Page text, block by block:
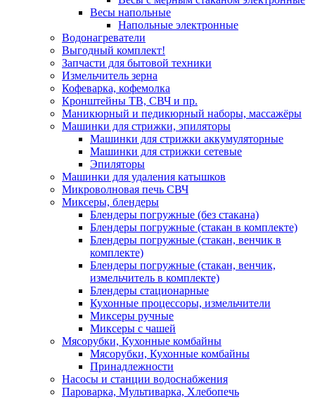
Весы напольные
Напольные электронные
Водонагреватели
Выгодный комплект!
Запчасти для бытовой техники
Измельчитель зерна
Кофеварка, кофемолка
Кронштейны ТВ, СВЧ и пр.
Маникюрный и педикюрный наборы, массажёры
Машинки для стрижки, эпиляторы
Машинки для стрижки аккумуляторные
Машинки для стрижки сетевые
Эпиляторы
Машинки для удаления катышков
Микроволновая печь СВЧ
Миксеры, блендеры
Блендеры погружные (без стакана)
Блендеры погружные (стакан в комплекте)
Блендеры погружные (стакан, венчик в
комплекте)
Блендеры погружные (стакан, венчик,
измельчитель в комплекте)
Блендеры стационарные
Кухонные процессоры, измельчители
Миксеры ручные
Миксеры с чашей
Мясорубки, Кухонные комбайны
Мясорубки, Кухонные комбайны
Принадлежности
Насосы и станции водоснабжения
Пароварка, Мультиварка, Хлебопечь